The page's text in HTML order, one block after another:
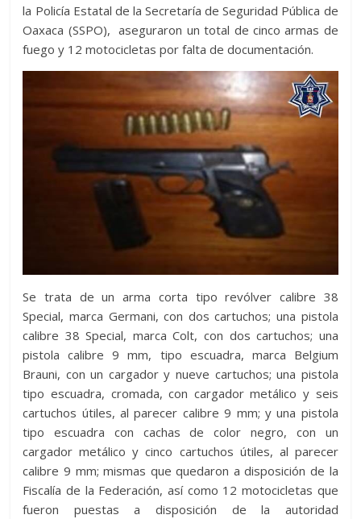
la Policía Estatal de la Secretaría de Seguridad Pública de
Oaxaca (SSPO), aseguraron un total de cinco armas de
fuego y 12 motocicletas por falta de documentación.
Se trata de un arma corta tipo revólver calibre 38
Special, marca Germani, con dos cartuchos; una pistola
calibre 38 Special, marca Colt, con dos cartuchos; una
pistola calibre 9 mm, tipo escuadra, marca Belgium
Brauni, con un cargador y nueve cartuchos; una pistola
tipo escuadra, cromada, con cargador metálico y seis
cartuchos útiles, al parecer calibre 9 mm; y una pistola
tipo escuadra con cachas de color negro, con un
cargador metálico y cinco cartuchos útiles, al parecer
calibre 9 mm; mismas que quedaron a disposición de la
Fiscalía de la Federación, así como 12 motocicletas que
fueron puestas a disposición de la autoridad